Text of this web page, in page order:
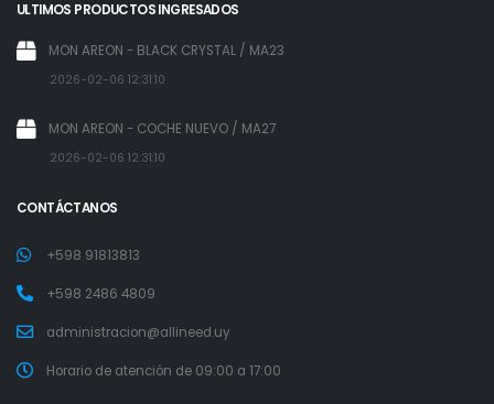
ULTIMOS PRODUCTOS INGRESADOS
MON AREON - BLACK CRYSTAL / MA23
2026-02-06 12:31:10
MON AREON - COCHE NUEVO / MA27
2026-02-06 12:31:10
CONTÁCTANOS
+598 91813813
+598 2486 4809
administracion@allineed.uy
Horario de atención de 09:00 a 17:00